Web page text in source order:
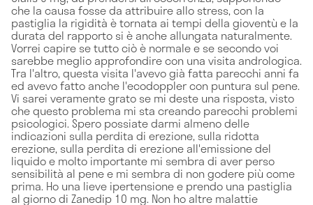
che la causa fosse da attribuire allo stress, con la
pastiglia la rigidità è tornata ai tempi della gioventù e la
durata del rapporto si è anche allungata naturalmente.
Vorrei capire se tutto ciò è normale e se secondo voi
sarebbe meglio approfondire con una visita andrologica.
Tra l'altro, questa visita l'avevo già fatta parecchi anni fa
ed avevo fatto anche l'ecodoppler con puntura sul pene.
Vi sarei veramente grato se mi deste una risposta, visto
che questo problema mi sta creando parecchi problemi
psicologici. Spero possiate darmi almeno delle
indicazioni sulla perdita di erezione, sulla ridotta
erezione, sulla perdita di erezione all'emissione del
liquido e molto importante mi sembra di aver perso
sensibilità al pene e mi sembra di non godere più come
prima. Ho una lieve ipertensione e prendo una pastiglia
al giorno di Zanedip 10 mg. Non ho altre malattie